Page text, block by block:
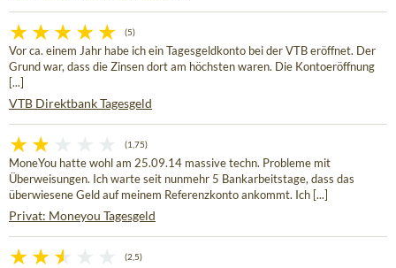
(5)
Vor ca. einem Jahr habe ich ein Tagesgeldkonto bei der VTB eröffnet. Der
Grund war, dass die Zinsen dort am höchsten waren. Die Kontoeröffnung
[...]
VTB Direktbank Tagesgeld
(1,75)
MoneYou hatte wohl am 25.09.14 massive techn. Probleme mit
Überweisungen. Ich warte seit nunmehr 5 Bankarbeitstage, dass das
überwiesene Geld auf meinem Referenzkonto ankommt. Ich [...]
Privat: Moneyou Tagesgeld
(2,5)